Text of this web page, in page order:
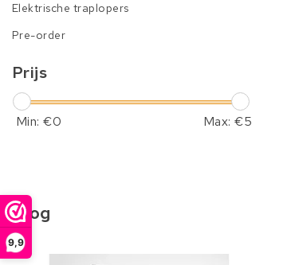
9,9
Elektrische traplopers
Pre-order
Prijs
Min: €0 Max: €5
Blog